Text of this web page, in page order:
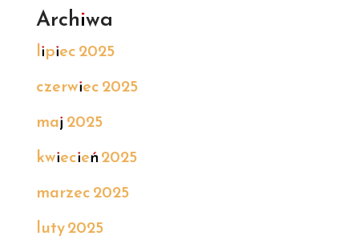
Archiwa
lipiec 2025
czerwiec 2025
maj 2025
kwiecień 2025
marzec 2025
luty 2025